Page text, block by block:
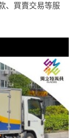
、買賣交易等服